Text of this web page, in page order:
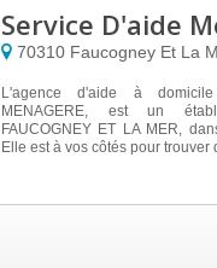
Service D'aide
70310 Faucogney Et La
L'agence d'aide à
MENAGERE, est un
FAUCOGNEY ET LA MER,
Elle est à vos côtés pour trouver